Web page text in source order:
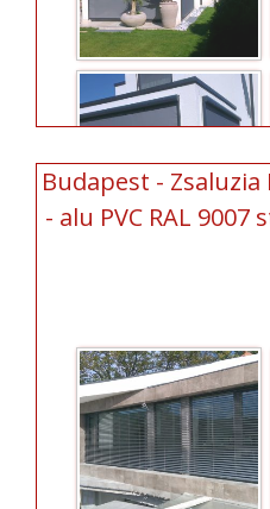
Budapest -
- alu PVC RAL